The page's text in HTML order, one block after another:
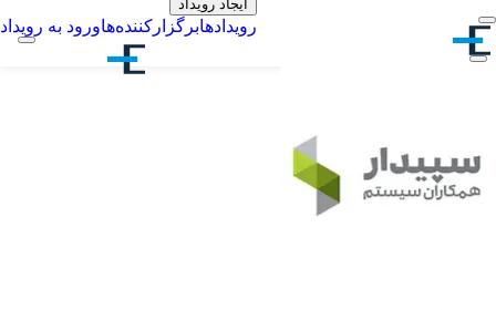
ایجاد رویداد
رویدادهابرگزارکننده‌هاورود به رویداد